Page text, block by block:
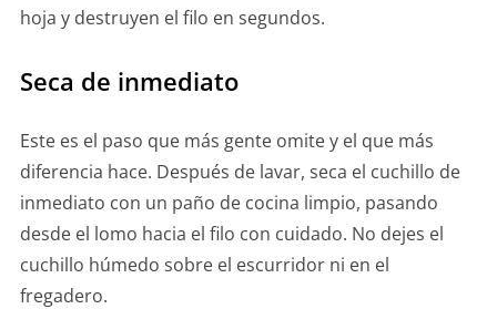
hoja y destruyen el filo en segundos.
Seca de inmediato
Este es el paso que más gente omite y el que más
diferencia hace. Después de lavar, seca el cuchillo de
inmediato con un paño de cocina limpio, pasando
desde el lomo hacia el filo con cuidado. No dejes el
cuchillo húmedo sobre el escurridor ni en el
fregadero.